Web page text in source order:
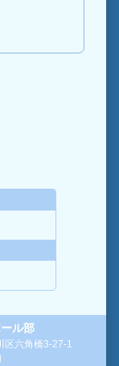
ル部
区六角橋3-27-1